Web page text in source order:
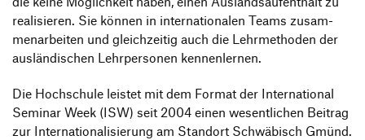
reali­sieren. Sie können in inter­na­tio­nalen Teams zusam­
men­ar­beiten und gleich­zeitig auch die Lehr­me­thoden der
auslän­di­schen Lehr­per­sonen kennenlernen.
Die Hoch­schule leistet mit dem Format der Inter­na­tional
Seminar Week (ISW) seit 2004 einen wesent­li­chen Beitrag
zur Inter­na­tio­na­li­sie­rung am Standort Schwä­bisch Gmünd.